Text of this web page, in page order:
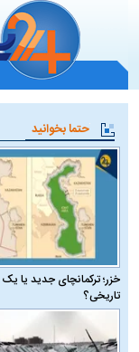
حتما بخوانید
خزر؛ ترکمانچای جدید یا
تاریخی؟